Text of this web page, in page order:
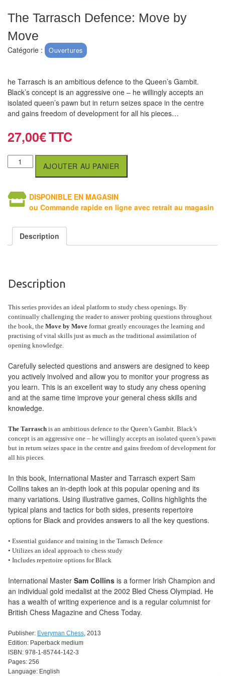
Echiquier
aveugles
Logiciels
d'échecs
Livres
en
anglais
en
français
Tables
Jeux
de
société
Jeux
de
à
Collectionner
(TCG)
Classiques
Pour
enfants
Pour
la
Pour
les
initiés
Pour
les
experts
En
solitaire
The Tarrasch Defence: Move by
Move
Catégorie : Ouvertures
he Tarrasch is an ambitious defence to the Queen’s Gambit.
Black’s concept is an aggressive one – he willingly accepts an
isolated queen’s pawn but in return seizes space in the centre
and gains freedom of development for all his pieces…
27,00€
AJOUTER AU PANIER
DISPONIBLE EN MAGASIN
ou Commande rapide en ligne avec retrait au magasin
Description
Description
This series provides an ideal platform to study chess openings. By
continually challenging the reader to answer probing questions throughout
the book, the Move by Move format greatly encourages the learning and
practising of vital skills just as much as the traditional assimilation of
opening knowledge.
Carefully selected questions and answers are designed to keep
you actively involved and allow you to monitor your progress as
you learn. This is an excellent way to study any chess opening
and at the same time improve your general chess skills and
knowledge.
The Tarrasch is an ambitious defence to the Queen’s Gambit. Black’s
concept is an aggressive one – he willingly accepts an isolated queen’s pawn
but in return seizes space in the centre and gains freedom of development for
all his pieces.
In this book, International Master and Tarrasch expert Sam
Collins takes an in-depth look at this popular opening and its
many variations. Using illustrative games, Collins highlights the
typical plans and tactics for both sides, presents repertoire
options for Black and provides answers to all the key questions.
• Essential guidance and training in the Tarrasch Defence
• Utilizes an ideal approach to chess study
• Includes repertoire options for Black
International Master Sam Collins is a former Irish Champion and
an individual gold medalist at the 2002 Bled Chess Olympiad. He
has a wealth of writing experience and is a regular columnist for
British Chess Magazine and Chess Today.
Publisher: Everyman Chess, 2013
Edition: Paperback medium
ISBN: 978-1-85744-142-3
Pages: 256
Language: English